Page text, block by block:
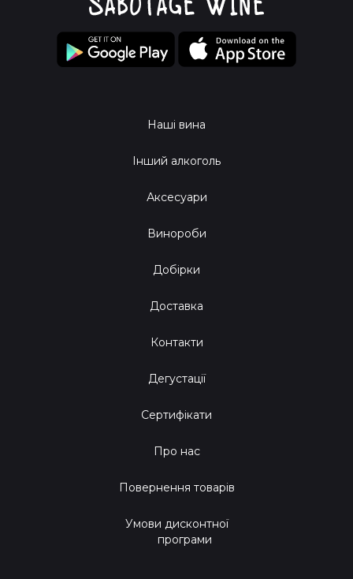
Наші вина
Інший алкоголь
Аксесуари
Винороби
Добірки
Доставка
Контакти
Дегустації
Сертифікати
Про нас
Повернення товарів
Умови дисконтної
програми